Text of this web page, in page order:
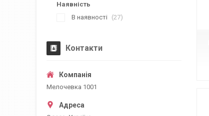
Наявність
В наявності
27
Контакти
Мелочевка 1001